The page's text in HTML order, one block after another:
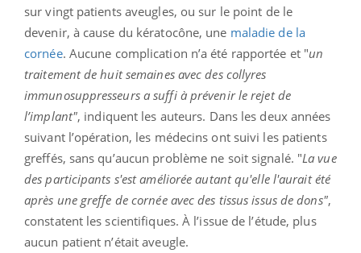
sur vingt patients aveugles, ou sur le point de le
devenir, à cause du kératocône, une maladie de la
cornée. Aucune complication n’a été rapportée et "un
traitement de huit semaines avec des collyres
immunosuppresseurs a suffi à prévenir le rejet de
l’implant", indiquent les auteurs. Dans les deux années
suivant l’opération, les médecins ont suivi les patients
greffés, sans qu’aucun problème ne soit signalé. "La vue
des participants s'est améliorée autant qu'elle l'aurait été
après une greffe de cornée avec des tissus issus de dons",
constatent les scientifiques. À l’issue de l’étude, plus
aucun patient n’était aveugle.